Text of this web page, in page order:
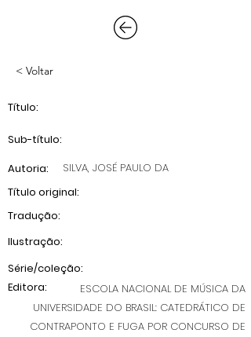
< Voltar
Título:
Sub-título:
Autoria:
SILVA, JOSÉ PAULO DA
Título original:
Tradução:
Ilustração:
Série/coleção:
ESCOLA NACIONAL DE MÚSICA DA
UNIVERSIDADE DO BRASIL: CATEDRÁTICO DE
CONTRAPONTO E FUGA POR CONCURSO DE
Editora: